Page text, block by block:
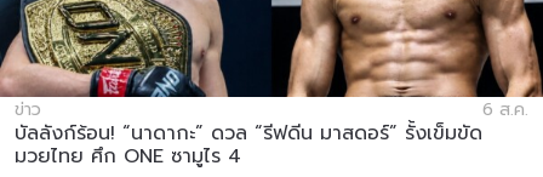
ข่าว 6 ส.ค.
บัลลังก์ร้อน! “นาดากะ” ดวล “รีฟดีน มาสดอร์” รั้งเข็มขัด
มวยไทย ศึก ONE ซามูไร 4